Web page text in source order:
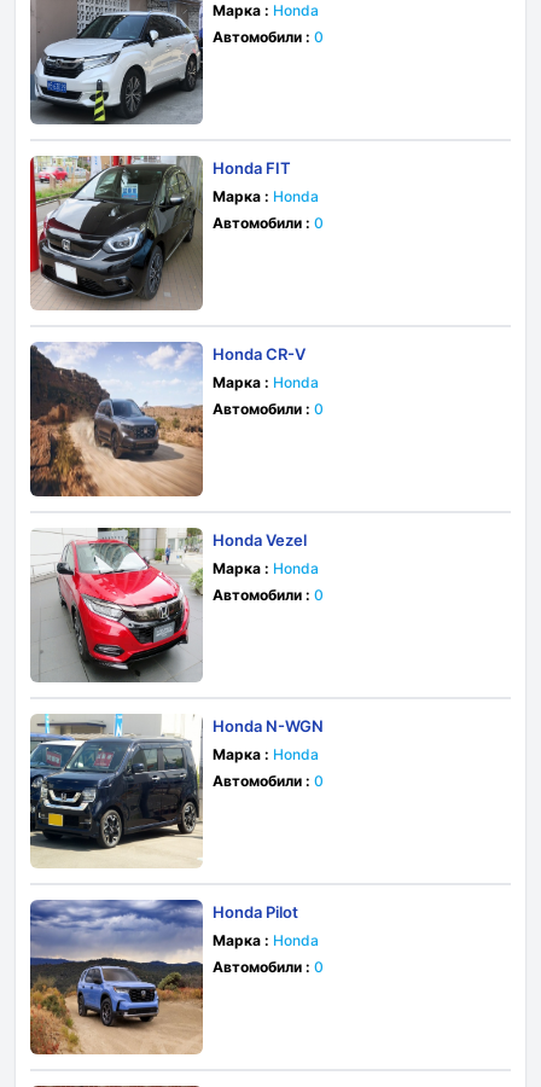
Марка : Honda
Автомобили : 0
Honda FIT
Марка : Honda
Автомобили : 0
Honda CR-V
Марка : Honda
Автомобили : 0
Honda Vezel
Марка : Honda
Автомобили : 0
Honda N-WGN
Марка : Honda
Автомобили : 0
Honda Pilot
Марка : Honda
Автомобили : 0